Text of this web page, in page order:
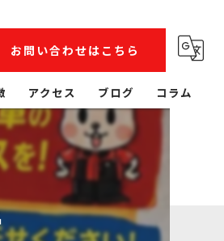
お問い合わせはこちら
アクセス ブログ コラム